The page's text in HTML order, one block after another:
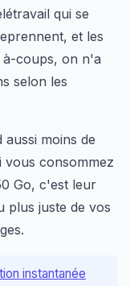
qui se
et les
à-coups, on n'a
selon les
moins de
vous consommez
Go, c'est leur
plus juste de vos
instantanée